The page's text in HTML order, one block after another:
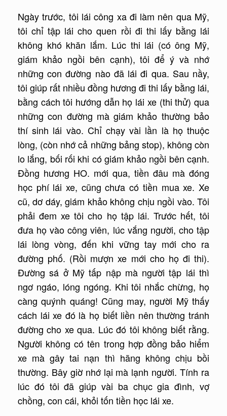
Ngày trước, tôi lái công xa đi làm nên qua Mỹ,
tôi chỉ tập lái cho quen rồi đi thi lấy bằng lái
không khó khăn lắm. Lúc thi lái (có ông Mỹ,
giám khảo ngồi bên cạnh), tôi để ý và nhớ
những con đường nào đã lái đi qua. Sau nầy,
tôi giúp rất nhiều đồng hương đi thi lấy bằng lái,
bằng cách tôi hướng dẫn họ lái xe (thi thử) qua
những con đường mà giám khảo thường bảo
thí sinh lái vào. Chỉ chạy vài lần là họ thuộc
lòng, (còn nhớ cả những bảng stop), không còn
lo lắng, bối rối khi có giám khảo ngồi bên cạnh.
Đồng hương HO. mới qua, tiền đâu mà đóng
học phí lái xe, cũng chưa có tiền mua xe. Xe
cũ, dơ dáy, giám khảo không chịu ngồi vào. Tôi
phải đem xe tôi cho họ tập lái. Trước hết, tôi
đưa họ vào công viên, lúc vắng người, cho tập
lái lòng vòng, đến khi vững tay mới cho ra
đường phố. (Rồi mượn xe mới cho họ đi thi).
Đường sá ở Mỹ tấp nập mà người tập lái thì
ngơ ngáo, lóng ngóng. Khi tôi nhắc chừng, họ
càng quýnh quáng! Cũng may, người Mỹ thấy
cách lái xe đó là họ biết liền nên thường tránh
đường cho xe qua. Lúc đó tôi không biết rằng.
Người không có tên trong hợp đồng bảo hiểm
xe mà gây tai nạn thì hãng không chịu bồi
thường. Bây giờ nhớ lại mà lạnh người. Tính ra
lúc đó tôi đã giúp vài ba chục gia đình, vợ
chồng, con cái, khỏi tốn tiền học lái xe.